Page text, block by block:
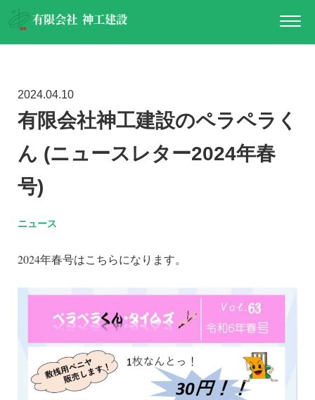
2024.04.10
有限会社神工建設のペラペラく
ん (ニュースレター2024年春
号)
ニュース
2024年春号はこちらになります。